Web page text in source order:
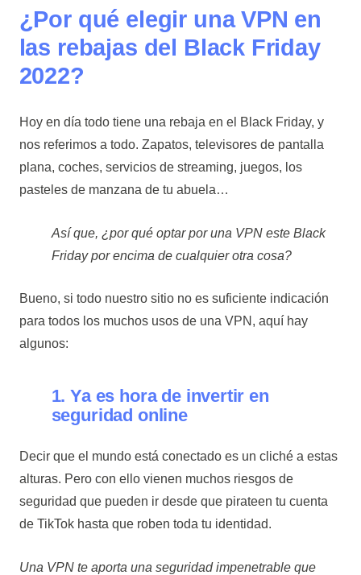
¿Por qué elegir una VPN en
las rebajas del Black Friday
2022?
Hoy en día todo tiene una rebaja en el Black Friday, y
nos referimos a todo. Zapatos, televisores de pantalla
plana, coches, servicios de streaming, juegos, los
pasteles de manzana de tu abuela…
Así que, ¿por qué optar por una VPN este Black
Friday por encima de cualquier otra cosa?
Bueno, si todo nuestro sitio no es suficiente indicación
para todos los muchos usos de una VPN, aquí hay
algunos:
1. Ya es hora de invertir en
seguridad online
Decir que el mundo está conectado es un cliché a estas
alturas. Pero con ello vienen muchos riesgos de
seguridad que pueden ir desde que pirateen tu cuenta
de TikTok hasta que roben toda tu identidad.
Una VPN te aporta una seguridad impenetrable que